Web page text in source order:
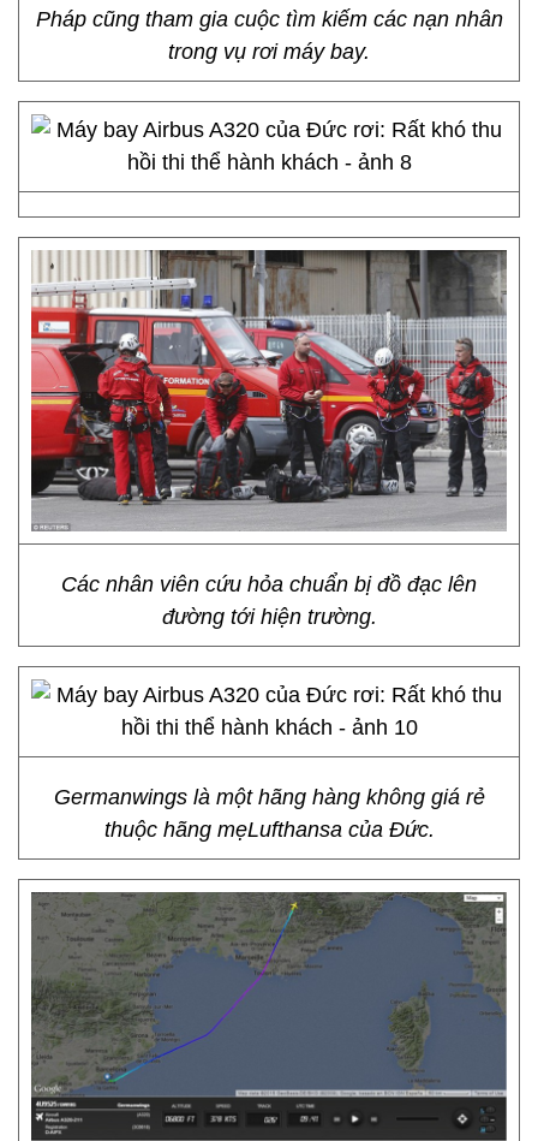
Pháp cũng tham gia cuộc tìm kiếm các nạn nhân
trong vụ rơi máy bay.
Các nhân viên cứu hỏa chuẩn bị đồ đạc lên
đường tới hiện trường.
Germanwings là một hãng hàng không giá rẻ
thuộc hãng mẹLufthansa của Đức.